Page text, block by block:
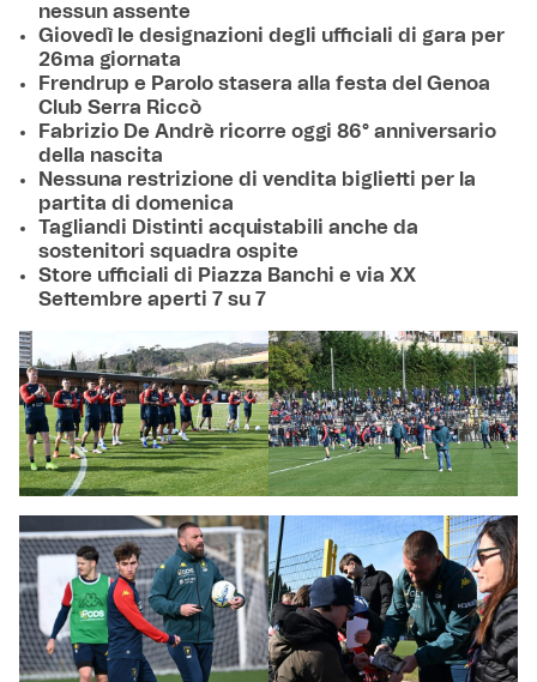
nessun assente
Giovedì le designazioni degli ufficiali di gara per
26ma giornata
Frendrup e Parolo stasera alla festa del Genoa
Club Serra Riccò
Fabrizio De Andrè ricorre oggi 86° anniversario
della nascita
Nessuna restrizione di vendita biglietti per la
partita di domenica
Tagliandi Distinti acquistabili anche da
sostenitori squadra ospite
Store ufficiali di Piazza Banchi e via XX
Settembre aperti 7 su 7